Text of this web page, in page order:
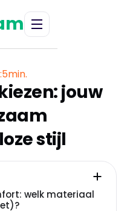
5min.
jouw
stijl
welk materiaal